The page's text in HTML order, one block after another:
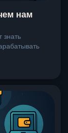
нам
знать